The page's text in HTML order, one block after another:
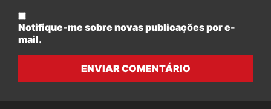
Notifique-me sobre novas publicações por e-
mail.
ENVIAR COMENTÁRIO